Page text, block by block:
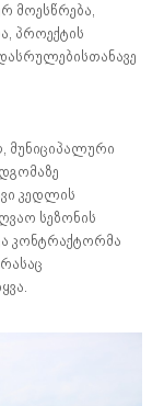
მოესწრება,
პროექტის
მუნიციპალური
კედლის
სეზონის
კონტრაქტორმა